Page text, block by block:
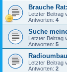
Brauche
Letzter Beitrag
Antworten: 4
Suche
Letzter Beitrag
Antworten: 5
Letzter Beitrag
Antworten: 2